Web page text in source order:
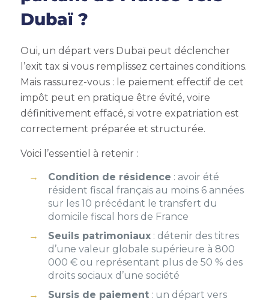
Dubaï ?
Oui, un départ vers Dubaï peut déclencher
l’exit tax si vous remplissez certaines conditions.
Mais rassurez-vous : le paiement effectif de cet
impôt peut en pratique être évité, voire
définitivement effacé, si votre expatriation est
correctement préparée et structurée.
Voici l’essentiel à retenir :
Condition de résidence : avoir été
résident fiscal français au moins 6 années
sur les 10 précédant le transfert du
domicile fiscal hors de France
Seuils patrimoniaux: détenir des titres
d’une valeur globale supérieure à 800
000 € ou représentant plus de 50 % des
droits sociaux d’une société
Sursis de paiement: un départ vers